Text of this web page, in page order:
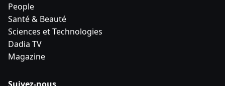
People
Santé & Beauté
Sciences et Technologies
Dadia TV
Magazine